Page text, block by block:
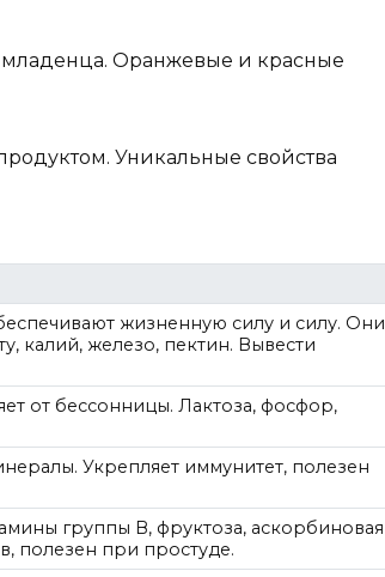
младенца. Оранжевые и красные
Уникальные свойства
жизненную силу и силу. Они
калий, железо, пектин. Вывести
от бессонницы. Лактоза, фосфор,
Укрепляет иммунитет, полезен
группы В, фруктоза, аскорбиновая
полезен при простуде.